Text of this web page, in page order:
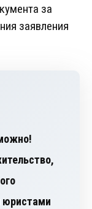
за
заявления
юристами